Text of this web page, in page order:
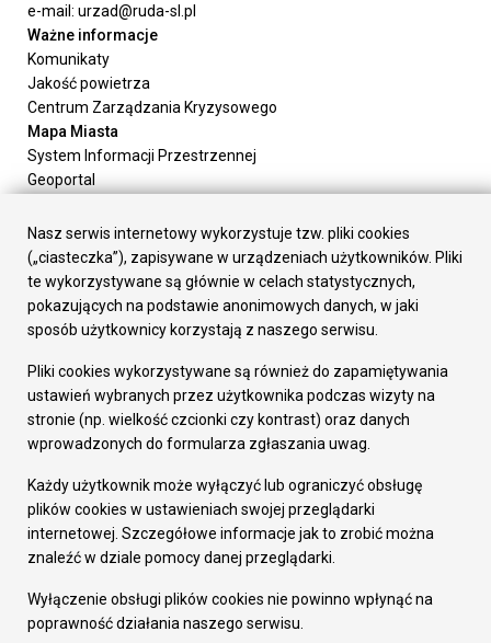
e-mail: urzad@ruda-sl.pl
Ważne informacje
Komunikaty
Jakość powietrza
Centrum Zarządzania Kryzysowego
Mapa Miasta
System Informacji Przestrzennej
Geoportal
Załatw sprawę
Prezydent Miasta
Rada Miasta
Wydziały
Elektroniczna Skrzynka Podawcza
Gospodarka
Fundusze europejskie
Środki krajowe
Oferty inwestycyjne
Pozostałe
Deklaracja dostępności
Dane osobowe
Dodaj opinię o witrynie
Nasz serwis internetowy wykorzystuje tzw. pliki cookies
(„ciasteczka”), zapisywane w urządzeniach użytkowników. Pliki
te wykorzystywane są głównie w celach statystycznych,
pokazujących na podstawie anonimowych danych, w jaki
sposób użytkownicy korzystają z naszego serwisu.
Pliki cookies wykorzystywane są również do zapamiętywania
ustawień wybranych przez użytkownika podczas wizyty na
stronie (np. wielkość czcionki czy kontrast) oraz danych
wprowadzonych do formularza zgłaszania uwag.
Każdy użytkownik może wyłączyć lub ograniczyć obsługę
plików cookies w ustawieniach swojej przeglądarki
internetowej. Szczegółowe informacje jak to zrobić można
znaleźć w dziale pomocy danej przeglądarki.
Wyłączenie obsługi plików cookies nie powinno wpłynąć na
poprawność działania naszego serwisu.